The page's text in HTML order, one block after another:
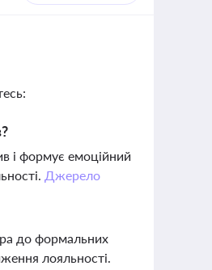
і формує емоційний
Джерело
до формальних
лояльності.